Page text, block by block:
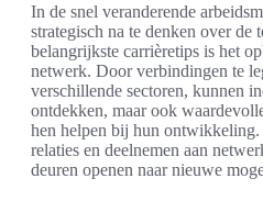
In de snel veranderende
strategisch na te denken over de
belangrijkste carrièretips is het
netwerk. Door verbindingen te
verschillende sectoren, kunnen
ontdekken, maar ook
hen helpen bij hun ontwikkeling.
relaties en deelnemen aan
deuren openen naar nieuwe